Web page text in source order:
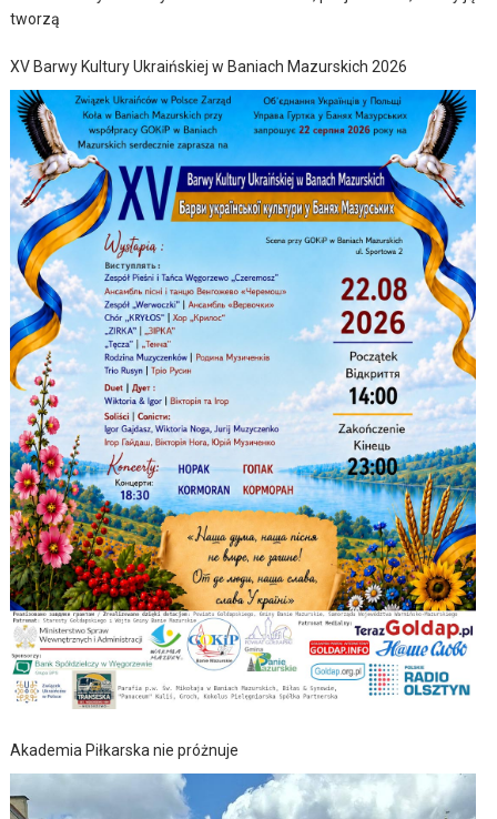
tworzą
XV Barwy Kultury Ukraińskiej w Baniach Mazurskich 2026
Akademia Piłkarska nie próżnuje